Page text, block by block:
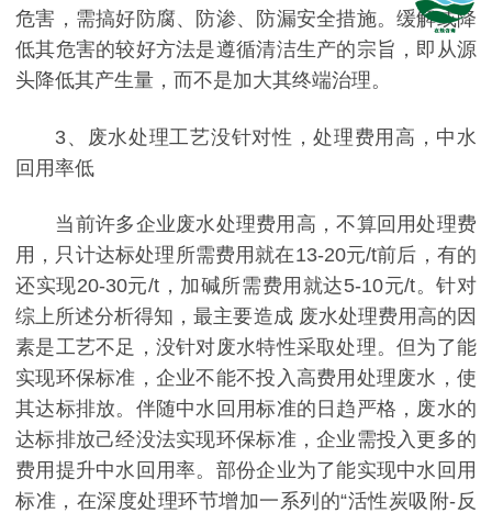
危害，需搞好防腐、防渗、防漏安全措施。缓解或降
低其危害的较好方法是遵循清洁生产的宗旨，即从源
头降低其产生量，而不是加大其终端治理。
3、废水处理工艺没针对性，处理费用高，中水
回用率低
当前许多企业废水处理费用高，不算回用处理费
用，只计达标处理所需费用就在13-20元/t前后，有的
还实现20-30元/t，加碱所需费用就达5-10元/t。针对
综上所述分析得知，最主要造成 废水处理费用高的因
素是工艺不足，没针对废水特性采取处理。但为了能
实现环保标准，企业不能不投入高费用处理废水，使
其达标排放。伴随中水回用标准的日趋严格，废水的
达标排放己经没法实现环保标准，企业需投入更多的
费用提升中水回用率。部份企业为了能实现中水回用
标准，在深度处理环节增加一系列的“活性炭吸附-反